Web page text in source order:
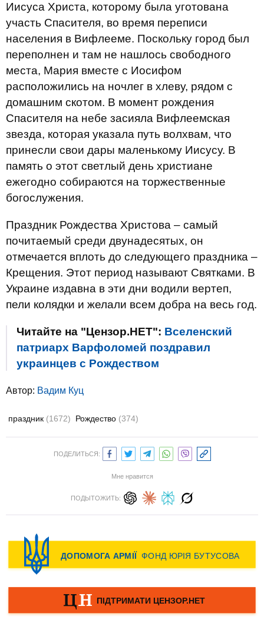
Иисуса Христа, которому была уготована
участь Спасителя, во время переписи
населения в Вифлееме. Поскольку город был
переполнен и там не нашлось свободного
места, Мария вместе с Иосифом
расположились на ночлег в хлеву, рядом с
домашним скотом. В момент рождения
Спасителя на небе засияла Вифлеемская
звезда, которая указала путь волхвам, что
принесли свои дары маленькому Иисусу. В
память о этот светлый день христиане
ежегодно собираются на торжественные
богослужения.
Праздник Рождества Христова – самый
почитаемый среди двунадесятых, он
отмечается вплоть до следующего праздника –
Крещения. Этот период называют Святками. В
Украине издавна в эти дни водили вертеп,
пели колядки и желали всем добра на весь год.
Читайте на "Цензор.НЕТ": Вселенский
патриарх Варфоломей поздравил
украинцев с Рождеством
Автор: Вадим Куц
праздник (1672) Рождество (374)
ПОДЕЛИТЬСЯ:
Мне нравится
ПОДЫТОЖИТЬ: